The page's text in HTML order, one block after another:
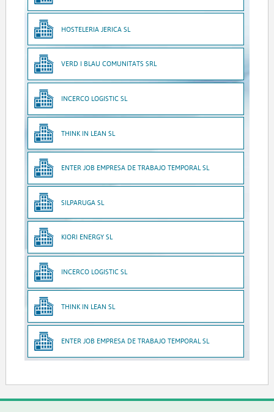
HOSTELERIA JERICA SL
VERD I BLAU COMUNITATS SRL
INCERCO LOGISTIC SL
THINK IN LEAN SL
ENTER JOB EMPRESA DE TRABAJO TEMPORAL SL
SILPARUGA SL
KIORI ENERGY SL
INCERCO LOGISTIC SL
THINK IN LEAN SL
ENTER JOB EMPRESA DE TRABAJO TEMPORAL SL